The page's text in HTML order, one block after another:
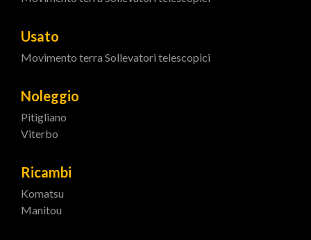
Usato
Movimento terra Sollevatori telescopici
Noleggio
Pitigliano
Viterbo
Ricambi
Komatsu
Manitou